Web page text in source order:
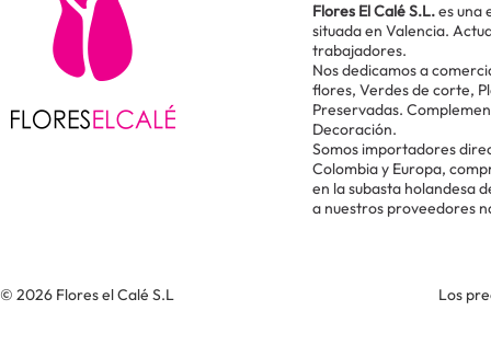
Flores El Calé S.L.es una
situada en Valencia.
trabajadores.
Nos dedicamos a
flores, Verdes de corte,
Preservadas.
Decoración.
Somos importadores
Colombia y Europa,
en la subasta holandesa
a nuestros proveedores
© 2026 Flores el Calé S.L Los